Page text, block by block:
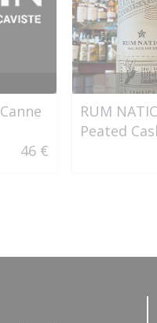
46 €
RUM
Peated